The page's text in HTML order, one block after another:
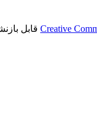
Creative قابل